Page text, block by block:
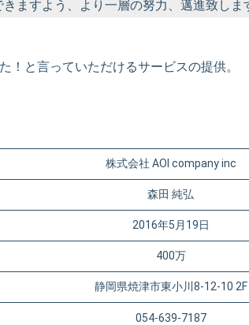
きますよう、より一層の努力、邁進致しま
と言っていただけるサービスの提供。
株式会社 AOI company inc
森田 純弘
2016年5月19日
400万
静岡県焼津市東小川8-12-10 2F
054-639-7187